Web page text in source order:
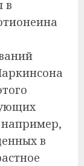
в
например,
в